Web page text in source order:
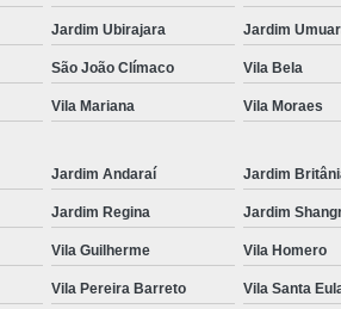
Locação
Locação de
Manta
Jardim Ubirajara Jardim
São João Clímaco Vila Bela
Vila Mariana Vila Moraes
Jardim Andaraí Jardim
Jardim Regina Jardim
Vila Guilherme Vila Homero
Vila Pereira Barreto Vila Santa